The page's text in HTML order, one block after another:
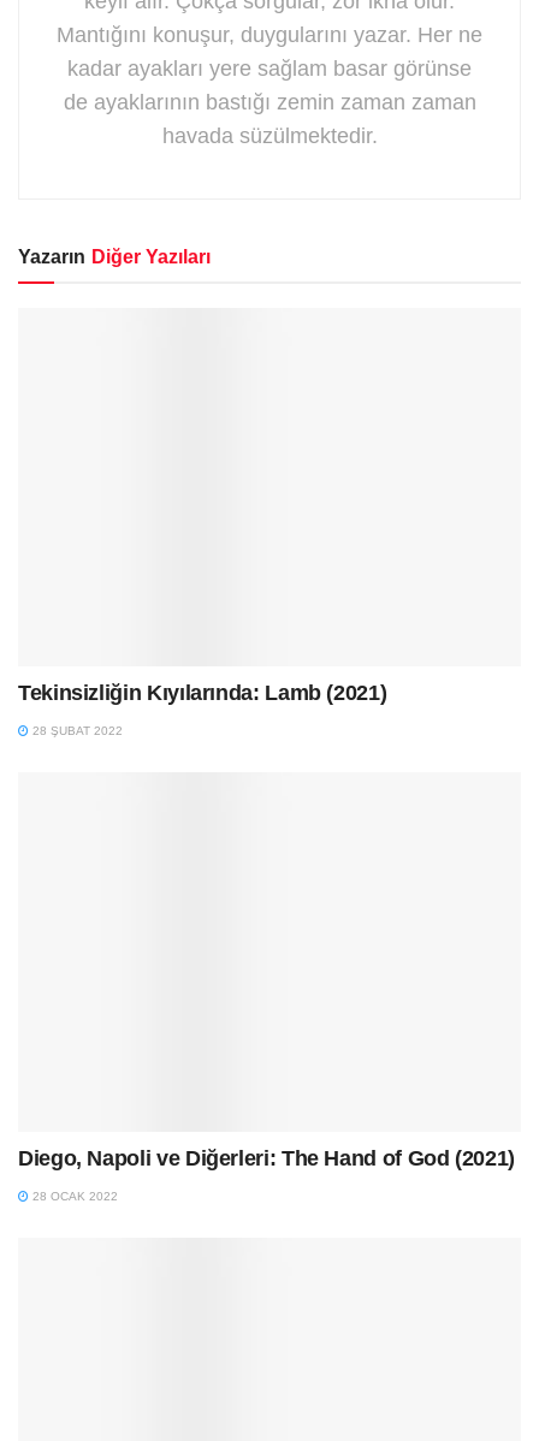
Mantığını konuşur, duygularını yazar. Her ne
kadar ayakları yere sağlam basar görünse
de ayaklarının bastığı zemin zaman zaman
havada süzülmektedir.
Yazarın Diğer Yazıları
Tekinsizliğin Kıyılarında: Lamb (2021)
28 ŞUBAT 2022
Diego, Napoli ve Diğerleri: The Hand of God (2021)
28 OCAK 2022